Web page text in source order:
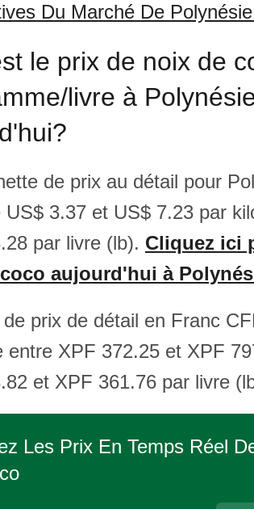
Du Marché De
le prix de noix de
livre à
de prix au détail pour
US$ 3.37 et US$ 7.23 par
par livre (lb). Cliquez ici
aujourd'hui à
de prix de détail en Franc
entre XPF 372.25 et XPF
et XPF 361.76 par livre
Les Prix En Temps Réel